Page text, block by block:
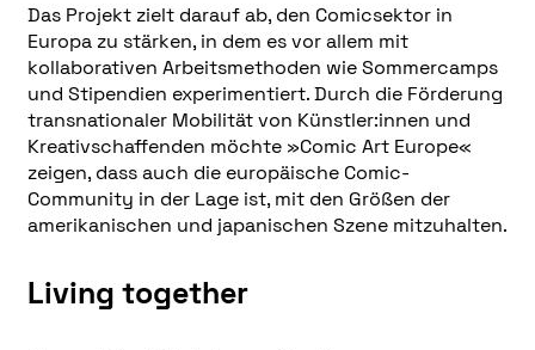
Das Projekt zielt darauf ab, den Comicsektor in
Europa zu stärken, in dem es vor allem mit
kollaborativen Arbeitsmethoden wie Sommercamps
und Stipendien experimentiert. Durch die Förderung
transnationaler Mobilität von Künstler:innen und
Kreativschaffenden möchte »Comic Art Europe«
zeigen, dass auch die europäische Comic-
Community in der Lage ist, mit den Größen der
amerikanischen und japanischen Szene mitzuhalten.
Living together